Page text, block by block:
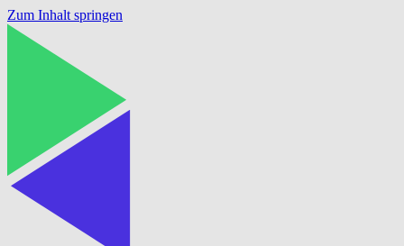
Zum Inhalt springen